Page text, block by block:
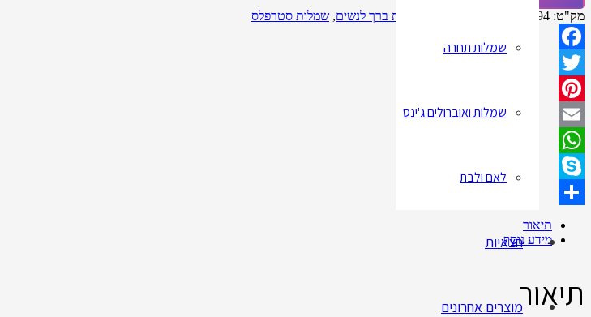
שמלות תחרה
שמלות ואוברולים ג'ינס
לאם ולבת
חצאיות
מוצרים אחרונים
מק"ט: 32853074994 שמלות ברך לנשים, שמלות סטרפלס
Facebook
Twitter
Pinterest
Email
WhatsApp
Skype
תיאור
מידע נוסף
תיאור